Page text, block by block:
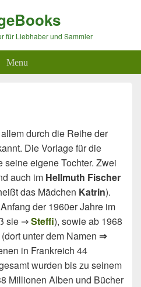
für Liebhaber und Sammler
Menu
durch die Reihe der
Die Vorlage für die
seine eigene Tochter. Zwei
auch im Hellmuth Fischer
das Mädchen Katrin).
der 1960er Jahre im
sie ⇒Steffi), sowie ab 1968
(dort unter dem Namen ⇒
in Frankreich 44
wurden bis zu seinem
Millionen Alben und Bücher